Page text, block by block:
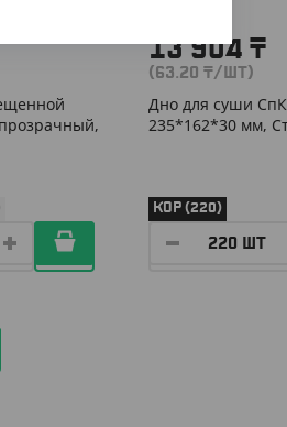
13 904 ₸
(63.20 ₸/ШТ)
Дно для суши
235*162*30 мм,
КОР (220)